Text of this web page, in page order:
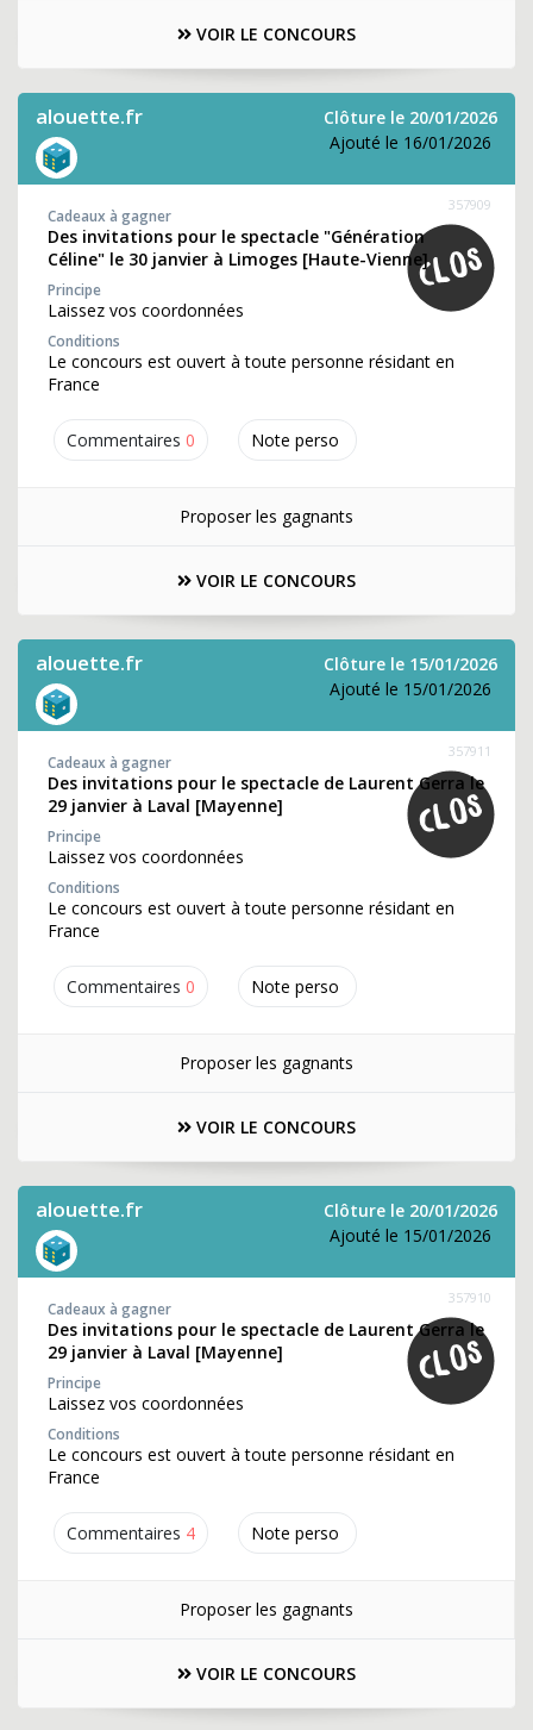
VOIR LE CONCOURS
alouette.fr
Clôture le 20/01/2026
Ajouté le 16/01/2026
Commentaires 0 Note perso
357909
Cadeaux à gagner
Des invitations pour le spectacle "Génération
Céline" le 30 janvier à Limoges [Haute-Vienne]
Principe
Laissez vos coordonnées
Conditions
Le concours est ouvert à toute personne résidant en
France
Proposer les gagnants
VOIR LE CONCOURS
alouette.fr
Clôture le 15/01/2026
Ajouté le 15/01/2026
Commentaires 0 Note perso
357911
Cadeaux à gagner
Des invitations pour le spectacle de Laurent Gerra le
29 janvier à Laval [Mayenne]
Principe
Laissez vos coordonnées
Conditions
Le concours est ouvert à toute personne résidant en
France
Proposer les gagnants
VOIR LE CONCOURS
alouette.fr
Clôture le 20/01/2026
Ajouté le 15/01/2026
Commentaires 4 Note perso
357910
Cadeaux à gagner
Des invitations pour le spectacle de Laurent Gerra le
29 janvier à Laval [Mayenne]
Principe
Laissez vos coordonnées
Conditions
Le concours est ouvert à toute personne résidant en
France
Proposer les gagnants
VOIR LE CONCOURS